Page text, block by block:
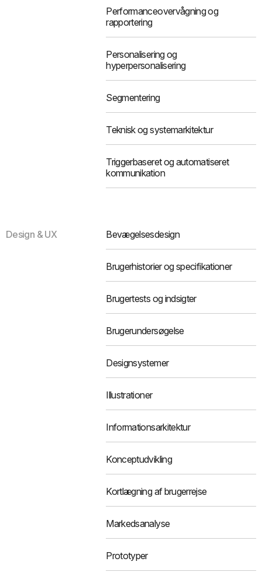
Performanceovervågning og
rapportering
Personalisering og
hyperpersonalisering
Segmentering
Teknisk og systemarkitektur
Triggerbaseret og automatiseret
kommunikation
Design & UX Bevægelsesdesign
Brugerhistorier og specifikationer
Brugertests og indsigter
Brugerundersøgelse
Designsystemer
Illustrationer
Informationsarkitektur
Konceptudvikling
Kortlægning af brugerrejse
Markedsanalyse
Prototyper